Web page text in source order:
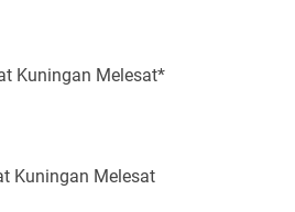
Kuningan Melesat*
Kuningan Melesat